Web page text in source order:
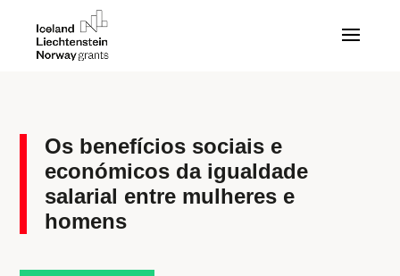
Os benefícios sociais e
económicos da igualdade
salarial entre mulheres e
homens